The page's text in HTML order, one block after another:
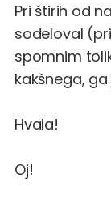
Pri štirih od
sodeloval
spomnim
kakšnega,
Hvala!
Oj!